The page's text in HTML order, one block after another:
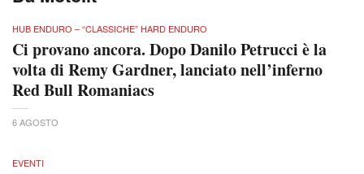
HUB ENDURO – “CLASSICHE” HARD ENDURO
Ci provano ancora. Dopo Danilo Petrucci è la
volta di Remy Gardner, lanciato nell’inferno
Red Bull Romaniacs
6 AGOSTO
EVENTI